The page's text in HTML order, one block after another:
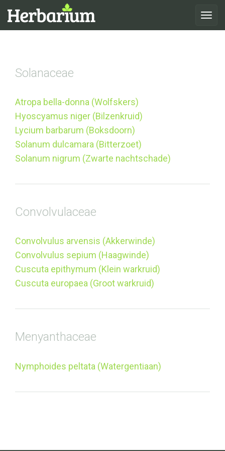
Toggle
Solanaceae
Atropa bella-donna (Wolfskers)
Hyoscyamus niger (Bilzenkruid)
Lycium barbarum (Boksdoorn)
Solanum dulcamara (Bitterzoet)
Solanum nigrum (Zwarte nachtschade)
Convolvulaceae
Convolvulus arvensis (Akkerwinde)
Convolvulus sepium (Haagwinde)
Cuscuta epithymum (Klein warkruid)
Cuscuta europaea (Groot warkruid)
Menyanthaceae
Nymphoides peltata (Watergentiaan)